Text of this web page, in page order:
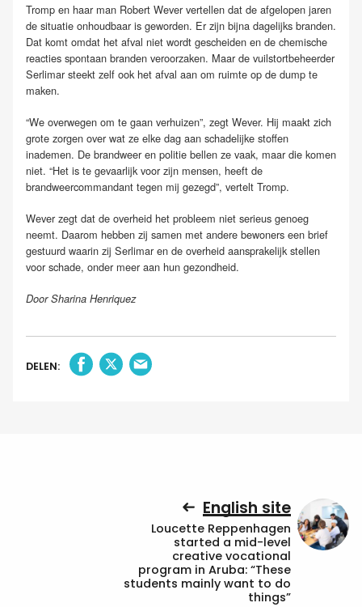
Tromp en haar man Robert Wever vertellen dat de afgelopen jaren
de situatie onhoudbaar is geworden. Er zijn bijna dagelijks branden.
Dat komt omdat het afval niet wordt gescheiden en de chemische
reacties spontaan branden veroorzaken. Maar de vuilstortbeheerder
Serlimar steekt zelf ook het afval aan om ruimte op de dump te
maken.
“We overwegen om te gaan verhuizen”, zegt Wever. Hij maakt zich
grote zorgen over wat ze elke dag aan schadelijke stoffen
inademen. De brandweer en politie bellen ze vaak, maar die komen
niet. “Het is te gevaarlijk voor zijn mensen, heeft de
brandweercommandant tegen mij gezegd”, vertelt Tromp.
Wever zegt dat de overheid het probleem niet serieus genoeg
neemt. Daarom hebben zij samen met andere bewoners een brief
gestuurd waarin zij Serlimar en de overheid aansprakelijk stellen
voor schade, onder meer aan hun gezondheid.
Door Sharina Henriquez
DELEN:
English site
Loucette Reppenhagen
started a mid-level
creative vocational
program in Aruba: “These
students mainly want to do
things”